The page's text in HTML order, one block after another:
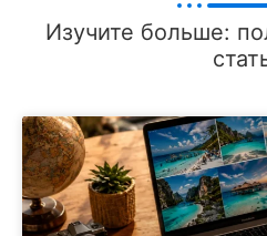
Изучите больше: